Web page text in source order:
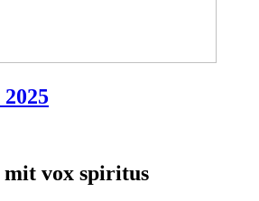
vox spiritus